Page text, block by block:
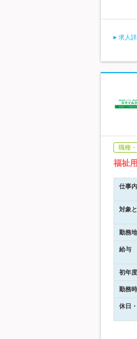
求人
職種
福祉
仕事
対象
勤務地
給与
初年
勤務
休日